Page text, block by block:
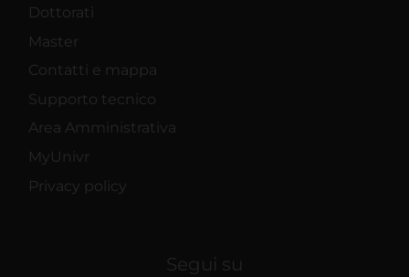
Dottorati
Master
Contatti e mappa
Supporto tecnico
Area Amministrativa
MyUnivr
Privacy policy
Segui su